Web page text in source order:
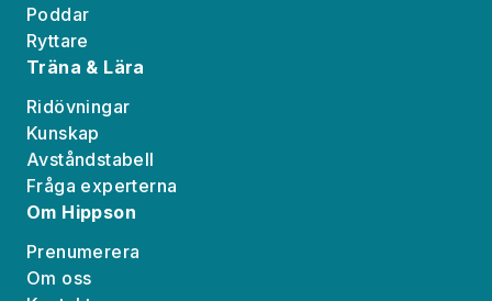
Poddar
Ryttare
Träna & Lära
Ridövningar
Kunskap
Avståndstabell
Fråga experterna
Om Hippson
Prenumerera
Om oss